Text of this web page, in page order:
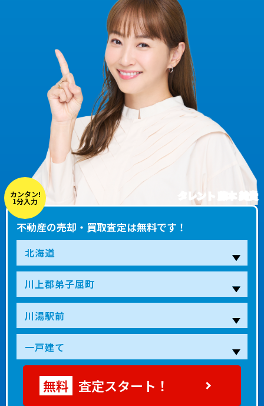
タレント 藤本 美貴
カンタン!
1分入力
不動産の売却・買取査定は無料です！
査定スタート！